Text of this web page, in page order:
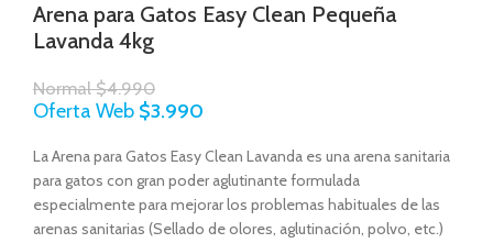
Arena para Gatos Easy Clean Pequeña
Lavanda 4kg
Normal$4.990
Oferta Web $3.990
La Arena para Gatos Easy Clean Lavanda es una arena sanitaria
para gatos con gran poder aglutinante formulada
especialmente para mejorar los problemas habituales de las
arenas sanitarias (Sellado de olores, aglutinación, polvo, etc.)